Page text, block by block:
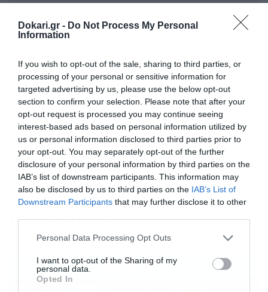
Dokari.gr - Do Not Process My Personal
Information
If you wish to opt-out of the sale, sharing to third parties, or
processing of your personal or sensitive information for
targeted advertising by us, please use the below opt-out
section to confirm your selection. Please note that after your
opt-out request is processed you may continue seeing
interest-based ads based on personal information utilized by
us or personal information disclosed to third parties prior to
your opt-out. You may separately opt-out of the further
disclosure of your personal information by third parties on the
IAB’s list of downstream participants. This information may
also be disclosed by us to third parties on the IAB’s List of
Downstream Participants that may further disclose it to other
Please note that this website/app uses one or more Google
not limited to your visit or usage behaviour. You may click to
grant or deny consent to Google and its third-party tags to
use your data for below specified purposes in below Google
Personal Data Processing Opt Outs
I want to opt-out of the Sharing of my
personal data.
Opted In
ΠΑΜΕ ΣΤΟΙΧΗΜΑ